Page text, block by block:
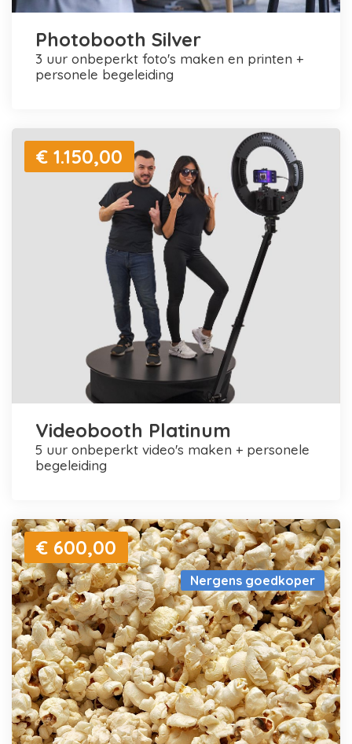
Photobooth Silver
3 uur onbeperkt foto's maken en printen +
personele begeleiding
€ 1.150,00
Videobooth Platinum
5 uur onbeperkt video's maken + personele
begeleiding
Nergens goedkoper
€ 600,00